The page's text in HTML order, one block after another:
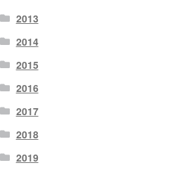
2013
2014
2015
2016
2017
2018
2019